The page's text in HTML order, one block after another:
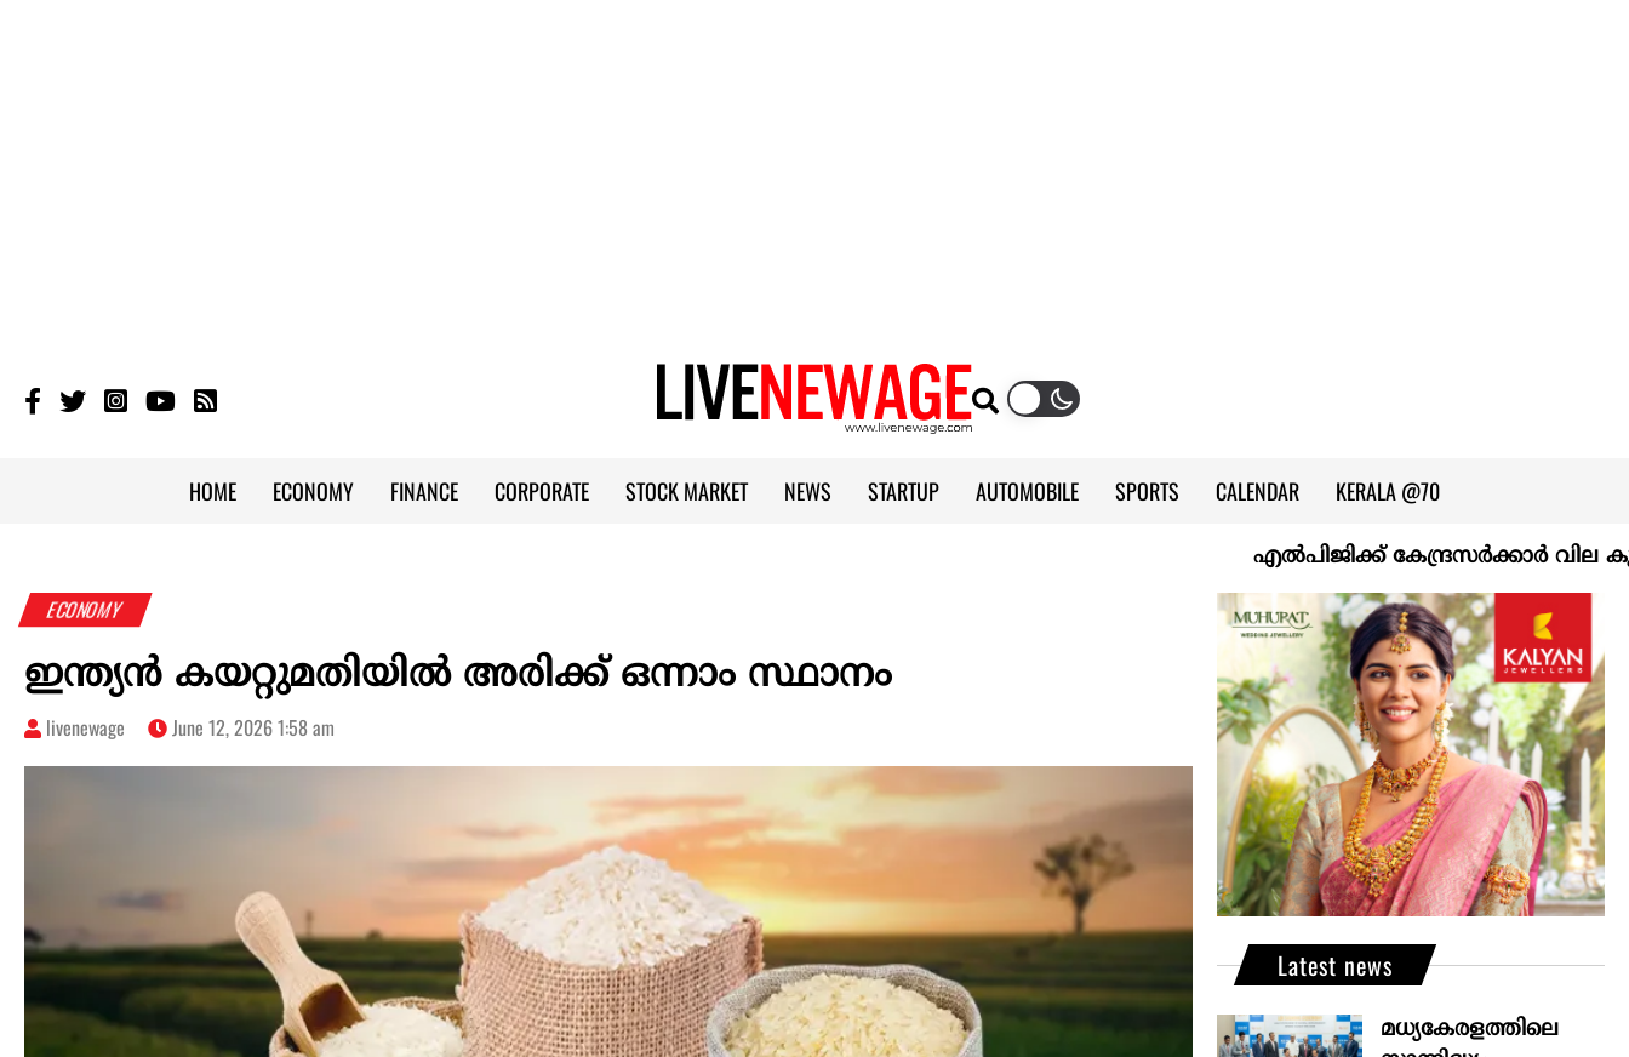
HOME ECONOMY FINANCE CORPORATE STOCK MARKET NEWS STARTUP AUTOMOBILE SPORTS CALENDAR KERALA @70
എല്‍പിജിക്ക് കേന്ദ്രസർക്കാർ വില
ECONOMY
ഇന്ത്യൻ‌ കയറ്റുമതിയിൽ അരിക്ക് ഒന്നാം സ്ഥാനം
livenewage June 12, 2026 1:58 am
Latest news
മധ്യകേരളത്തിലെ